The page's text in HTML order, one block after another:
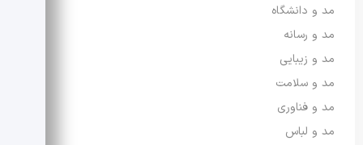
مد و دانشگاه
مد و رسانه
مد و زیبایی
مد و سلامت
مد و فناوری
مد و لباس